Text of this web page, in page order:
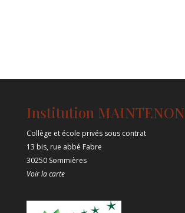
Institution MAINTENON
Collège et école privés sous contrat
13 bis, rue abbé Fabre
30250 Sommières
Voir la carte